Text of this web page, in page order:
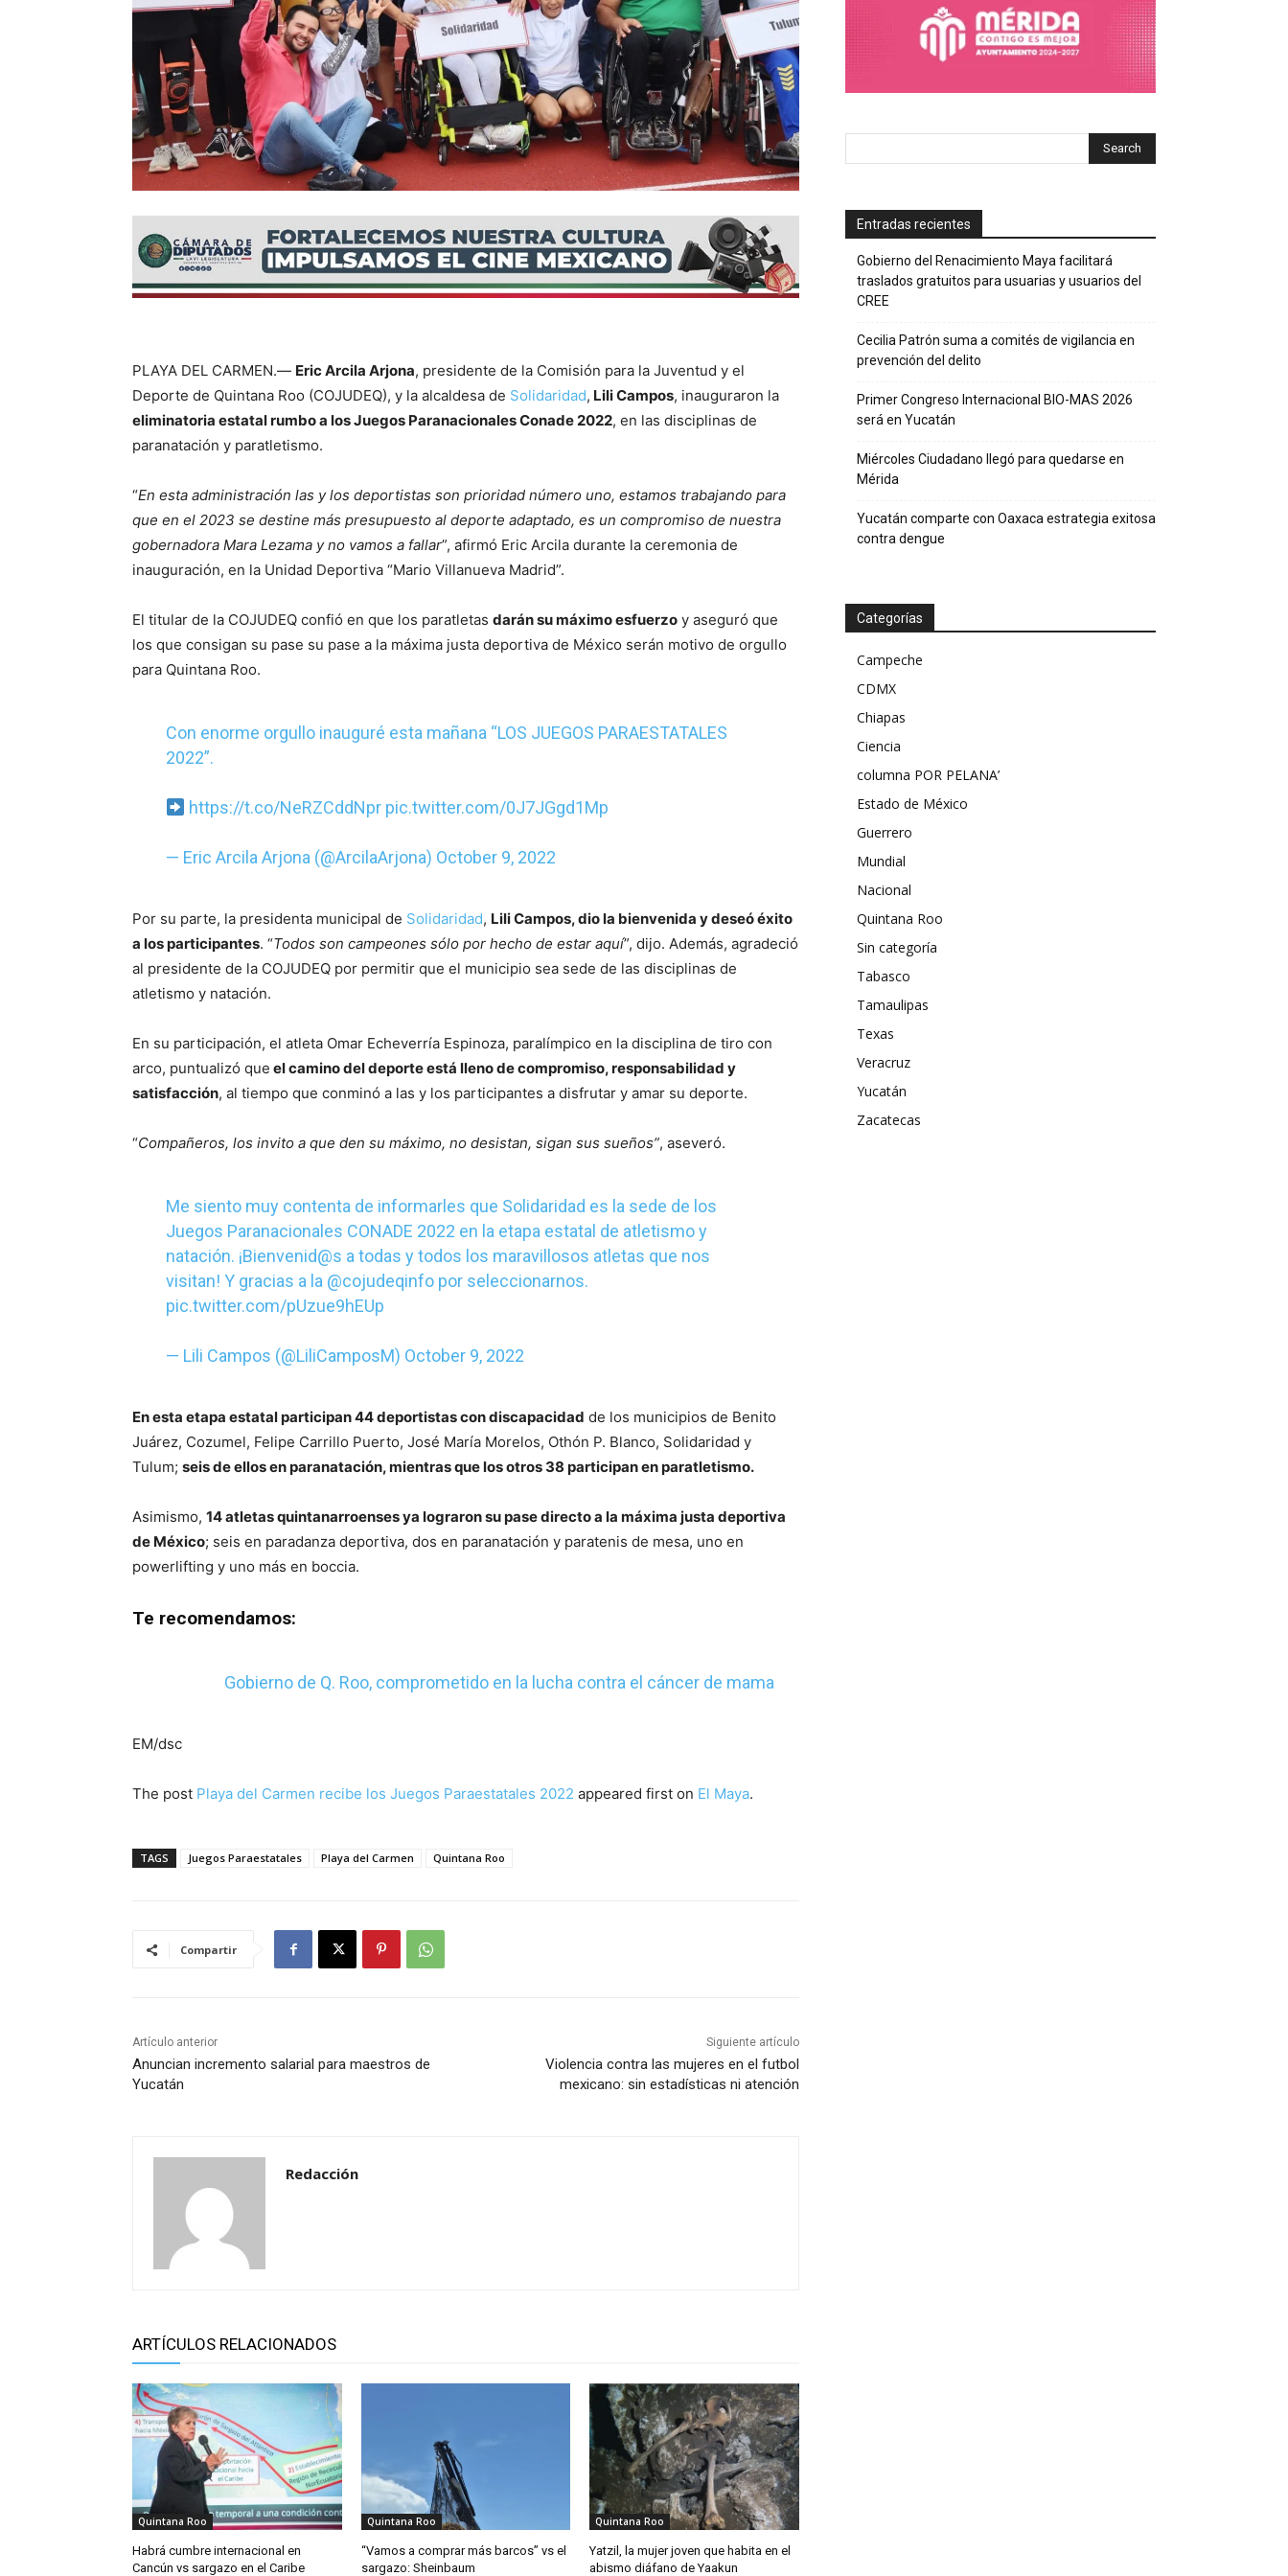
PLAYA DEL CARMEN.— Eric Arcila Arjona, presidente de la Comisión para la Juventud y el
Deporte de Quintana Roo (COJUDEQ), y la alcaldesa de Solidaridad, Lili Campos, inauguraron la
eliminatoria estatal rumbo a los Juegos Paranacionales Conade 2022, en las disciplinas de
paranatación y paratletismo.
“En esta administración las y los deportistas son prioridad número uno, estamos trabajando para
que en el 2023 se destine más presupuesto al deporte adaptado, es un compromiso de nuestra
gobernadora Mara Lezama y no vamos a fallar”, afirmó Eric Arcila durante la ceremonia de
inauguración, en la Unidad Deportiva “Mario Villanueva Madrid”.
El titular de la COJUDEQ confió en que los paratletas darán su máximo esfuerzo y aseguró que
los que consigan su pase su pase a la máxima justa deportiva de México serán motivo de orgullo
para Quintana Roo.
Con enorme orgullo inauguré esta mañana “LOS JUEGOS PARAESTATALES
2022”.
https://t.co/NeRZCddNpr pic.twitter.com/0J7JGgd1Mp
— Eric Arcila Arjona (@ArcilaArjona) October 9, 2022
Por su parte, la presidenta municipal de Solidaridad, Lili Campos, dio la bienvenida y deseó éxito
a los participantes. “Todos son campeones sólo por hecho de estar aquí”, dijo. Además, agradeció
al presidente de la COJUDEQ por permitir que el municipio sea sede de las disciplinas de
atletismo y natación.
En su participación, el atleta Omar Echeverría Espinoza, paralímpico en la disciplina de tiro con
arco, puntualizó que el camino del deporte está lleno de compromiso, responsabilidad y
satisfacción, al tiempo que conminó a las y los participantes a disfrutar y amar su deporte.
“Compañeros, los invito a que den su máximo, no desistan, sigan sus sueños”, aseveró.
Me siento muy contenta de informarles que Solidaridad es la sede de los
Juegos Paranacionales CONADE 2022 en la etapa estatal de atletismo y
natación. ¡Bienvenid@s a todas y todos los maravillosos atletas que nos
visitan! Y gracias a la @cojudeqinfopor seleccionarnos.
pic.twitter.com/pUzue9hEUp
— Lili Campos (@LiliCamposM) October 9, 2022
En esta etapa estatal participan 44 deportistas con discapacidad de los municipios de Benito
Juárez, Cozumel, Felipe Carrillo Puerto, José María Morelos, Othón P. Blanco, Solidaridad y
Tulum; seis de ellos en paranatación, mientras que los otros 38 participan en paratletismo.
Asimismo, 14 atletas quintanarroenses ya lograron su pase directo a la máxima justa deportiva
de México; seis en paradanza deportiva, dos en paranatación y paratenis de mesa, uno en
powerlifting y uno más en boccia.
Te recomendamos:
Gobierno de Q. Roo, comprometido en la lucha contra el cáncer de mama
EM/dsc
The post Playa del Carmen recibe los Juegos Paraestatales 2022 appeared first on El Maya.
TAGS Juegos Paraestatales Playa del Carmen Quintana Roo
Compartir
Artículo anterior
Anuncian incremento salarial para maestros de
Yucatán
Siguiente artículo
Violencia contra las mujeres en el futbol
mexicano: sin estadísticas ni atención
Redacción
ARTÍCULOS RELACIONADOS
Quintana Roo
Habrá cumbre internacional en
Cancún vs sargazo en el Caribe
Quintana Roo
“Vamos a comprar más barcos” vs el
sargazo: Sheinbaum
Quintana Roo
Yatzil, la mujer joven que habita en el
abismo diáfano de Yaakun
Entradas recientes
Gobierno del Renacimiento Maya facilitará
traslados gratuitos para usuarias y usuarios del
CREE
Cecilia Patrón suma a comités de vigilancia en
prevención del delito
Primer Congreso Internacional BIO-MAS 2026
será en Yucatán
Miércoles Ciudadano llegó para quedarse en
Mérida
Yucatán comparte con Oaxaca estrategia exitosa
contra dengue
Categorías
Campeche
CDMX
Chiapas
Ciencia
columna POR PELANA’
Estado de México
Guerrero
Mundial
Nacional
Quintana Roo
Sin categoría
Tabasco
Tamaulipas
Texas
Veracruz
Yucatán
Zacatecas